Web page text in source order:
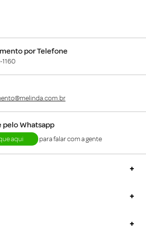
por Telefone
1160
pelo Whatsapp
aqui para falar com a gente
+
+
+